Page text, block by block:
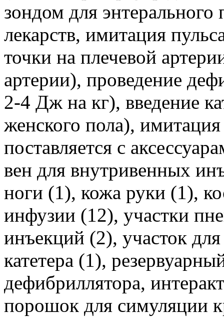
зондом для энтерального
лекарств, имитация
точки на плечевой
артерии), проведение
2-4 Дж на кг), введение
женского пола),
поставляется с
вен для внутривенных
ноги (1), кожа руки (1),
инфузии (12), участки
инъекций (2), участок
катетера (1),
дефибриллятора,
порошок для симуляции